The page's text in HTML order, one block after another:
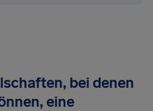
bei denen
eine